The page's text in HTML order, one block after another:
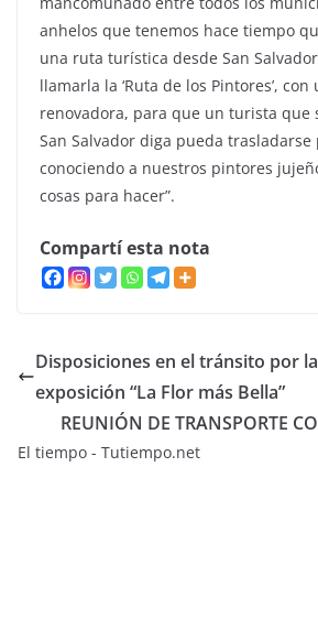
anhelos que tenemos hace tiempo
una ruta turística desde San
llamarla la ‘Ruta de los Pintores’, con
renovadora, para que un turista que
San Salvador diga pueda
conociendo a nuestros pintores
cosas para hacer”.
Compartí esta nota
Disposiciones en el tránsito por
exposición “La Flor más Bella”
REUNIÓN DE TRANSPORTE
El tiempo - Tutiempo.net